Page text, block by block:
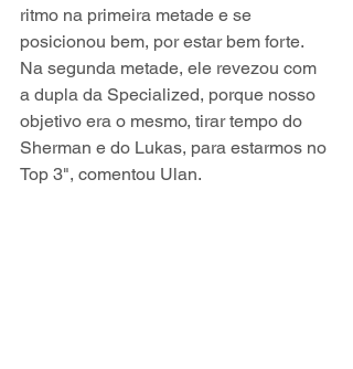
ritmo na primeira metade e se
posicionou bem, por estar bem forte.
Na segunda metade, ele revezou com
a dupla da Specialized, porque nosso
objetivo era o mesmo, tirar tempo do
Sherman e do Lukas, para estarmos no
Top 3", comentou Ulan.